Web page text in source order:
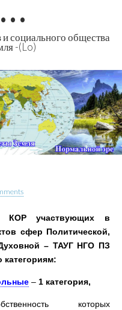
социального общества
-(Lo)
КОР участвующих в
сфер Политической,
– ТАУГ НГО ПЗ
категориям:
– 1 категория,
которых